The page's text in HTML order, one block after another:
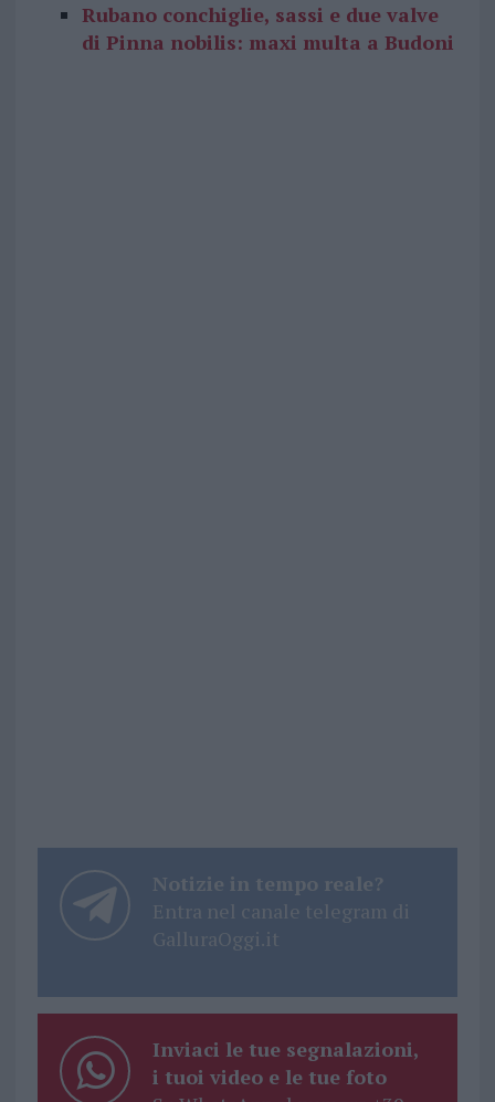
Rubano conchiglie, sassi e due valve
di Pinna nobilis: maxi multa a Budoni
Notizie in tempo reale?
Entra nel canale telegram di
GalluraOggi.it
Inviaci le tue segnalazioni,
i tuoi video e le tue foto